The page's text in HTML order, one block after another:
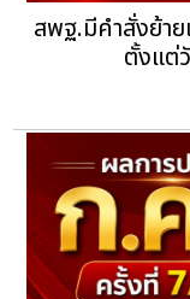
สพฐ.มีคำสั่งย้า
ตั้งแต่